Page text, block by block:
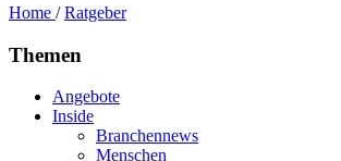
Home /Ratgeber
Themen
Angebote
Inside
Branchennews
Menschen